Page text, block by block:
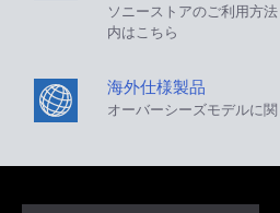
ソニーストアのご利用方
内はこちら
海外仕様製品
オーバーシーズモデルに